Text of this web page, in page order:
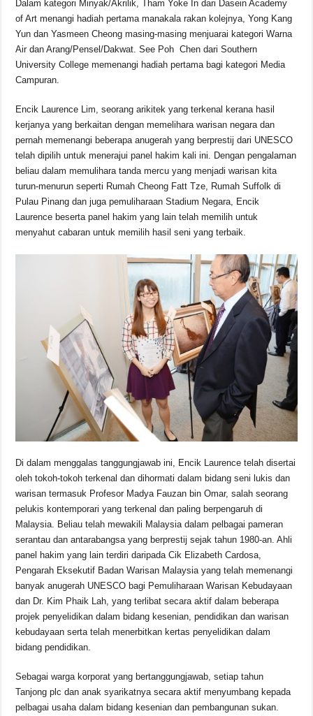
Dalam kategori Minyak/Akrilik, Tham Yoke In dari Dasein Academy
of Art menangi hadiah pertama manakala rakan kolejnya, Yong Kang
Yun dan Yasmeen Cheong masing-masing menjuarai kategori Warna
Air dan Arang/Pensel/Dakwat. See Poh Chen dari Southern
University College memenangi hadiah pertama bagi kategori Media
Campuran.
Encik Laurence Lim, seorang arikitek yang terkenal kerana hasil
kerjanya yang berkaitan dengan memelihara warisan negara dan
pernah memenangi beberapa anugerah yang berprestij dari UNESCO
telah dipilih untuk menerajui panel hakim kali ini. Dengan pengalaman
beliau dalam memulihara tanda mercu yang menjadi warisan kita
turun-menurun seperti Rumah Cheong Fatt Tze, Rumah Suffolk di
Pulau Pinang dan juga pemuliharaan Stadium Negara, Encik
Laurence beserta panel hakim yang lain telah memilih untuk
menyahut cabaran untuk memilih hasil seni yang terbaik.
Di dalam menggalas tanggungjawab ini, Encik Laurence telah disertai
oleh tokoh-tokoh terkenal dan dihormati dalam bidang seni lukis dan
warisan termasuk Profesor Madya Fauzan bin Omar, salah seorang
pelukis kontemporari yang terkenal dan paling berpengaruh di
Malaysia. Beliau telah mewakili Malaysia dalam pelbagai pameran
serantau dan antarabangsa yang berprestij sejak tahun 1980-an. Ahli
panel hakim yang lain terdiri daripada Cik Elizabeth Cardosa,
Pengarah Eksekutif Badan Warisan Malaysia yang telah memenangi
banyak anugerah UNESCO bagi Pemuliharaan Warisan Kebudayaan
dan Dr. Kim Phaik Lah, yang terlibat secara aktif dalam beberapa
projek penyelidikan dalam bidang kesenian, pendidikan dan warisan
kebudayaan serta telah menerbitkan kertas penyelidikan dalam
bidang pendidikan.
Sebagai warga korporat yang bertanggungjawab, setiap tahun
Tanjong plc dan anak syarikatnya secara aktif menyumbang kepada
pelbagai usaha dalam bidang kesenian dan pembangunan sukan.